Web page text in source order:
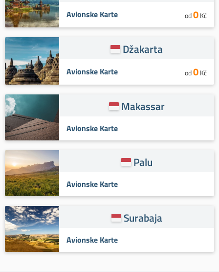
Avionske Karte od0Kč
Džakarta
Avionske Karte od0Kč
Makassar
Avionske Karte
Palu
Avionske Karte
Surabaja
Avionske Karte